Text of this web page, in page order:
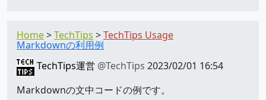
Home TechTips TechTips Usage
Markdownの利用例
TechTips運営 @TechTips 2023/02/01 16:54
Markdownの文中コードの例です。